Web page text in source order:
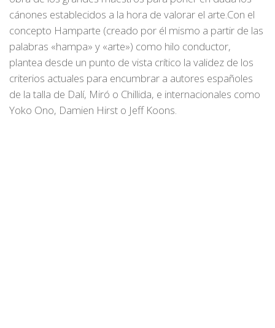
cánones establecidos a la hora de valorar el arte.Con el
concepto Hamparte (creado por él mismo a partir de las
palabras «hampa» y «arte») como hilo conductor,
plantea desde un punto de vista crítico la validez de los
criterios actuales para encumbrar a autores españoles
de la talla de Dalí, Miró o Chillida, e internacionales como
Yoko Ono, Damien Hirst o Jeff Koons.